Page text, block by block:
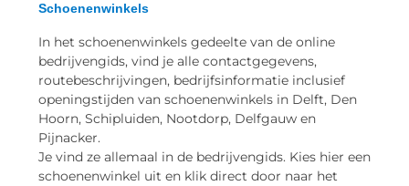
Schoenenwinkels
In het schoenenwinkels gedeelte van de online
bedrijvengids, vind je alle contactgegevens,
routebeschrijvingen, bedrijfsinformatie inclusief
openingstijden van schoenenwinkels in Delft, Den
Hoorn, Schipluiden, Nootdorp, Delfgauw en
Pijnacker.
Je vind ze allemaal in de bedrijvengids. Kies hier een
schoenenwinkel uit en klik direct door naar het